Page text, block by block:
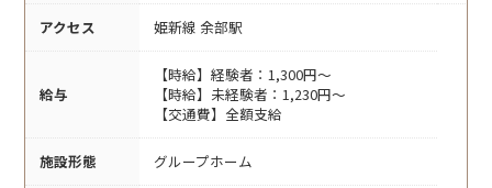
アクセス 姫新線 余部駅
給与
【時給】経験者：1,300円～
【時給】未経験者：1,230円～
【交通費】全額支給
施設形態 グループホーム